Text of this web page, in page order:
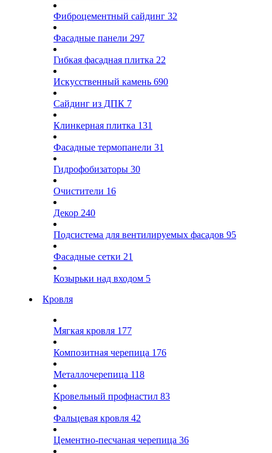
Фиброцементный сайдинг 32
Фасадные панели 297
Гибкая фасадная плитка 22
Искусственный камень 690
Сайдинг из ДПК 7
Клинкерная плитка 131
Фасадные термопанели 31
Гидрофобизаторы 30
Очистители 16
Декор 240
Подсистема для вентилируемых фасадов 95
Фасадные сетки 21
Козырьки над входом 5
Кровля
Мягкая кровля 177
Композитная черепица 176
Металлочерепица 118
Кровельный профнастил 83
Фальцевая кровля 42
Цементно-песчаная черепица 36